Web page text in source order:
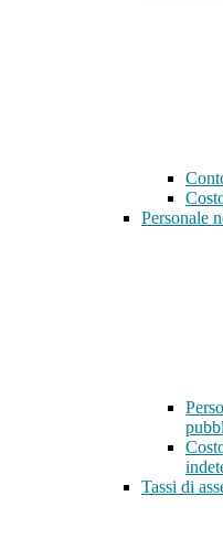
Personale
Tassi di